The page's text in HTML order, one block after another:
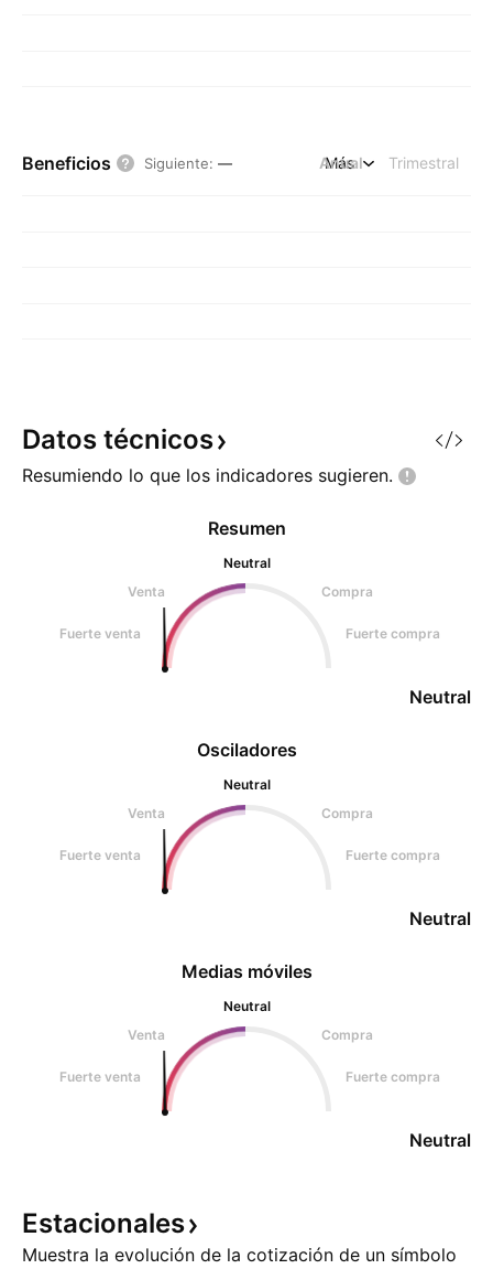
Beneficios Siguiente: — Anual Trimestral
Más
Datos técnicos
Resumiendo lo que los indicadores sugieren.
Osciladores
Neutral
Venta
Compra
Fuerte venta Fuerte compra
Neutral
Resumen
Neutral
Venta
Compra
Fuerte venta Fuerte compra
Neutral
Medias móviles
Neutral
Venta
Compra
Fuerte venta Fuerte compra
Neutral
Estacionales
Muestra la evolución de la cotización de un símbolo